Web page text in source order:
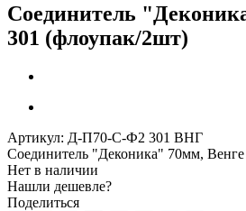
Соединитель
301 (флоупак/2шт)
Артикул: Д-П70-С-Ф2 301 ВНГ
Соединитель "Деконика" 70мм,
Нет в наличии
Нашли дешевле?
Поделиться